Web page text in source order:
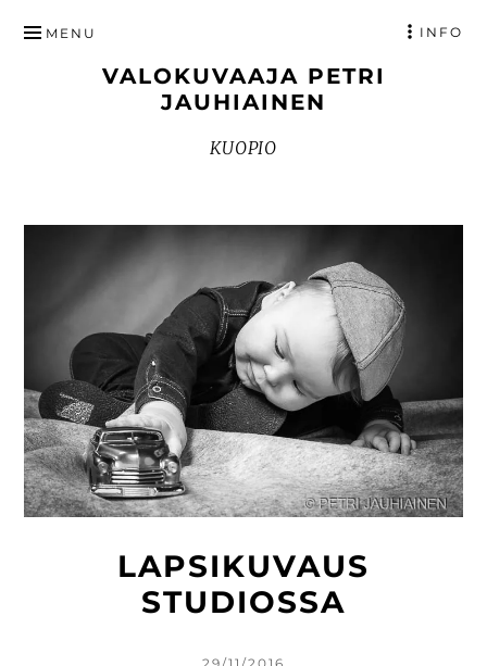
SISÄLTÖÖN
VALOKUVAAJA PETRI
JAUHIAINEN
KUOPIO
MENU INFO
LAPSIKUVAUS
STUDIOSSA
KIRJOITETTU